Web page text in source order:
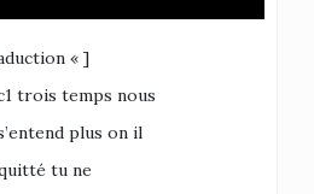
« ]
trois temps nous
plus on il
tu ne